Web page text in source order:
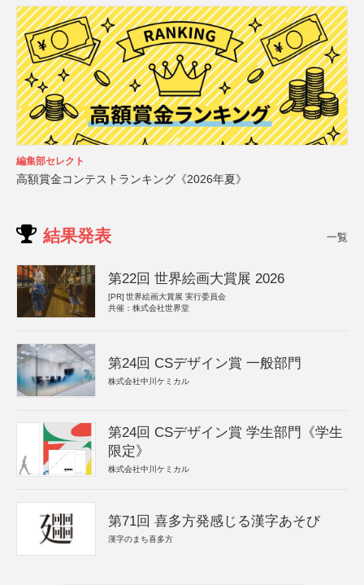
編集部セレクト
高額賞金コンテストランキング《2026年夏》
結果発表 一覧
第22回 世界絵画大賞展 2026
[PR] 世界絵画大賞展 実行委員会
共催：株式会社世界堂
第24回 CSデザイン賞 一般部門
株式会社中川ケミカル
第24回 CSデザイン賞 学生部門《学生
限定》
株式会社中川ケミカル
第71回 喜多方発感じる漢字あそび
漢字のまち喜多方